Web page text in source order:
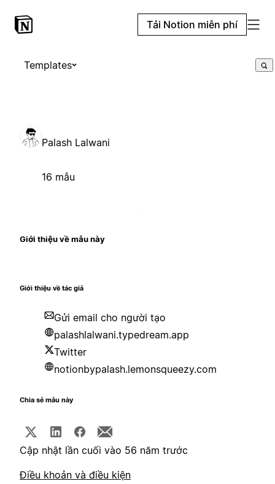
Tải Notion miễn phí
Templates
Palash Lalwani
16 mẫu
Giới thiệu về mẫu này
Giới thiệu về tác giả
Gửi email cho người tạo
palashlalwani.typedream.app
Twitter
notionbypalash.lemonsqueezy.com
Chia sẻ mẫu này
Cập nhật lần cuối vào 56 năm trước
Điều khoản và điều kiện